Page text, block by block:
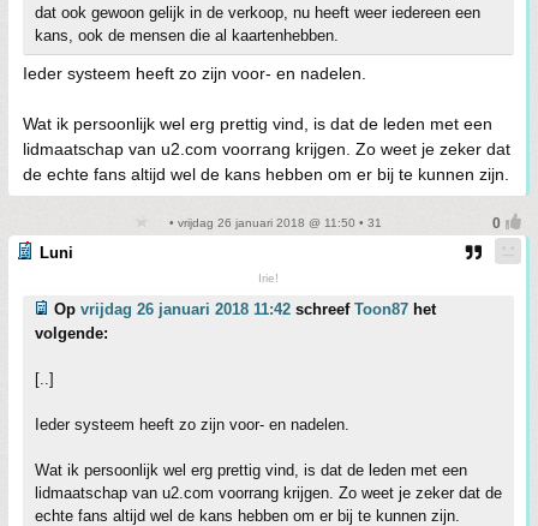
dat ook gewoon gelijk in de verkoop, nu heeft weer iedereen een
kans, ook de mensen die al kaartenhebben.
Ieder systeem heeft zo zijn voor- en nadelen.
Wat ik persoonlijk wel erg prettig vind, is dat de leden met een
lidmaatschap van u2.com voorrang krijgen. Zo weet je zeker dat
de echte fans altijd wel de kans hebben om er bij te kunnen zijn.
• vrijdag 26 januari 2018 @ 11:50 • 31
Luni
Irie!
Op vrijdag 26 januari 2018 11:42 schreef Toon87 het
volgende:
[..]
Ieder systeem heeft zo zijn voor- en nadelen.
Wat ik persoonlijk wel erg prettig vind, is dat de leden met een
lidmaatschap van u2.com voorrang krijgen. Zo weet je zeker dat de
echte fans altijd wel de kans hebben om er bij te kunnen zijn.